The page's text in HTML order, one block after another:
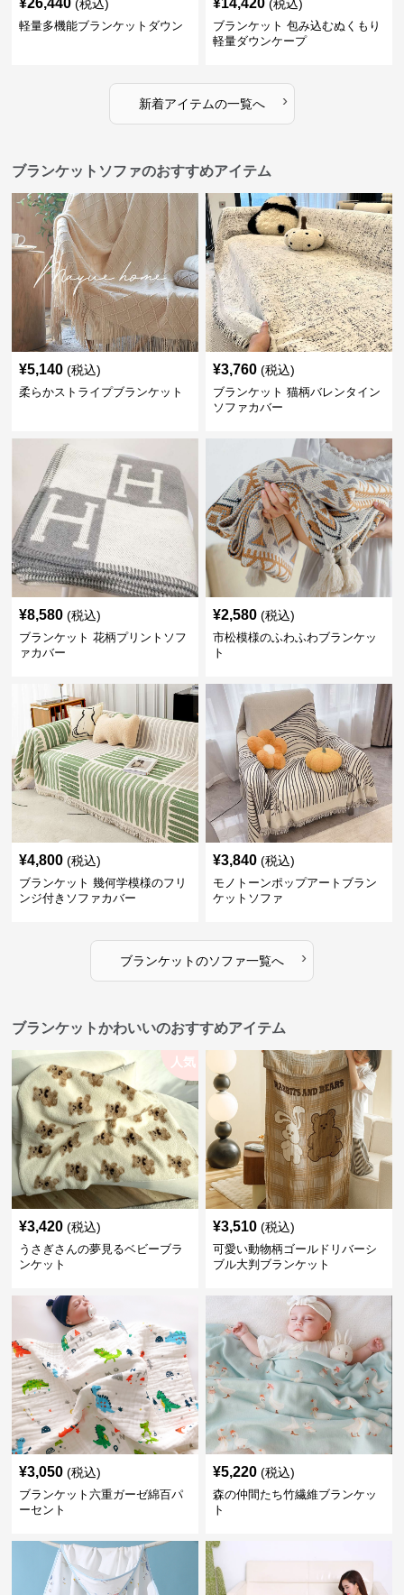
¥26,440 (税込)
軽量多機能ブランケットダウン
¥14,420 (税込)
ブランケット 包み込むぬくもり
軽量ダウンケープ
新着アイテムの一覧へ ›
ブランケットソファのおすすめアイテム
¥5,140 (税込)
柔らかストライプブランケット
¥3,760 (税込)
ブランケット 猫柄バレンタイン
ソファカバー
¥8,580 (税込)
ブランケット 花柄プリントソフ
ァカバー
¥2,580 (税込)
市松模様のふわふわブランケッ
ト
¥4,800 (税込)
ブランケット 幾何学模様のフリ
ンジ付きソファカバー
¥3,840 (税込)
モノトーンポップアートブラン
ケットソファ
ブランケットのソファ一覧へ ›
ブランケットかわいいのおすすめアイテム
人気
¥3,420 (税込)
うさぎさんの夢見るベビーブラ
ンケット
¥3,510 (税込)
可愛い動物柄ゴールドリバーシ
ブル大判ブランケット
¥3,050 (税込)
ブランケット六重ガーゼ綿百パ
ーセント
¥5,220 (税込)
森の仲間たち竹繊維ブランケッ
ト